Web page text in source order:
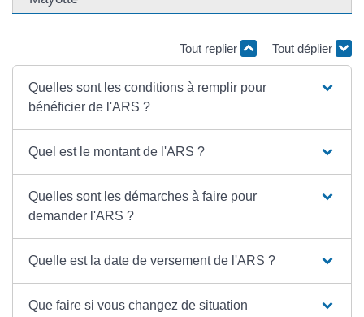
Tout replier Tout déplier
Quelles sont les conditions à remplir pour
bénéficier de l'ARS ?
Quel est le montant de l'ARS ?
Quelles sont les démarches à faire pour
demander l'ARS ?
Quelle est la date de versement de l'ARS ?
Que faire si vous changez de situation